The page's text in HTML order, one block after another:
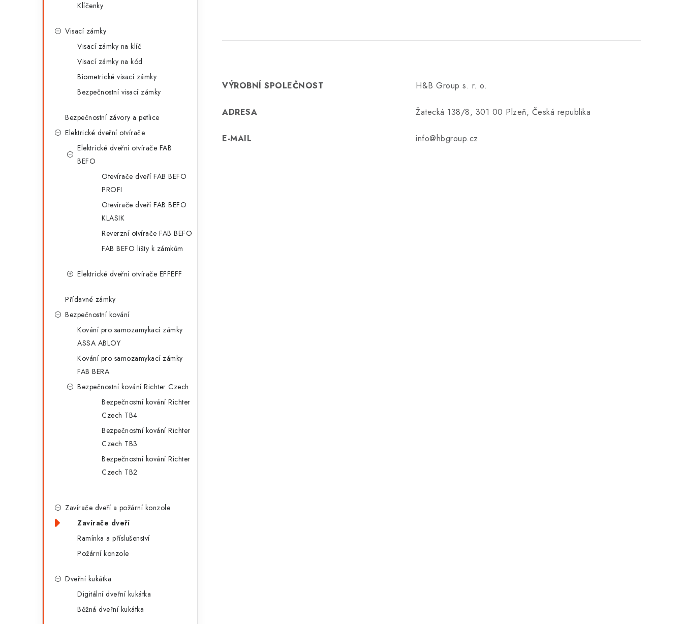
Klíčenky
Visací zámky
Visací zámky na klíč
Visací zámky na kód
Biometrické visací zámky
Bezpečnostní visací zámky
Bezpečnostní závory a petlice
Elektrické dveřní otvírače
Elektrické dveřní otvírače FAB
BEFO
Otevírače dveří FAB BEFO
PROFI
Otevírače dveří FAB BEFO
KLASIK
Reverzní otvírače FAB BEFO
FAB BEFO lišty k zámkům
Elektrické dveřní otvírače EFFEFF
Přídavné zámky
Bezpečnostní kování
Kování pro samozamykací zámky
ASSA ABLOY
Kování pro samozamykací zámky
FAB BERA
Bezpečnostní kování Richter Czech
Bezpečnostní kování Richter
Czech TB4
Bezpečnostní kování Richter
Czech TB3
Bezpečnostní kování Richter
Czech TB2
Zavírače dveří a požární konzole
Zavírače dveří
Ramínka a příslušenství
Požární konzole
Dveřní kukátka
Digitální dveřní kukátka
Běžná dveřní kukátka
VÝROBNÍ SPOLEČNOST H&B Group s. r. o.
ADRESA Žatecká 138/8, 301 00 Plzeň, Česká republika
E-MAIL info@hbgroup.cz